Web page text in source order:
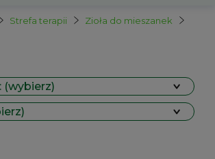
Strefa terapii
Zioła do mieszanek
(wybierz)